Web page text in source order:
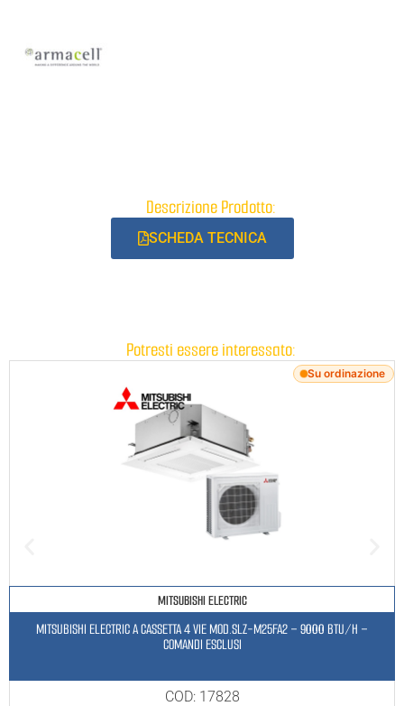
Descrizione Prodotto:
SCHEDA TECNICA
Potresti essere interessato:
Su ordinazione
MITSUBISHI ELECTRIC
MITSUBISHI ELECTRIC A CASSETTA 4 VIE MOD.SLZ-M25FA2 – 9000 BTU/H –
COMANDI ESCLUSI
COD: 17828